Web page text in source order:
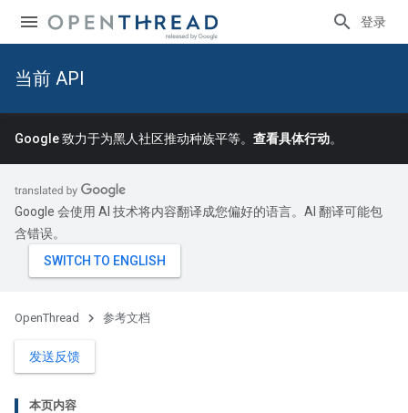
登录
当前 API
Google 致力于为黑人社区推动种族平等。 查看具体行动。
Google 会使用 AI 技术将内容翻译成您偏好的语言。AI 翻译可能包
含错误。
OpenThread 参考文档
发送反馈
本页内容